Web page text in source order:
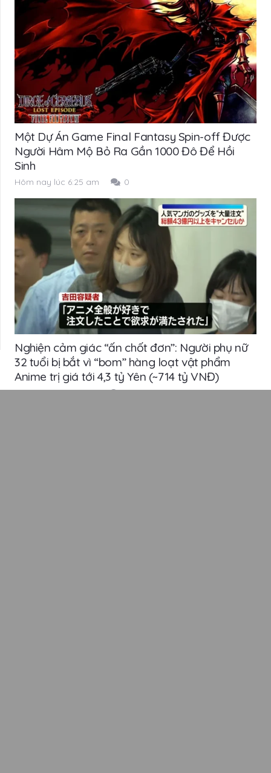
Một Dự Án Game Final Fantasy Spin-off Được
Người Hâm Mộ Bỏ Ra Gần 1000 Đô Để Hồi
Sinh
Hôm nay lúc 6:25 am 0
Nghiện cảm giác “ấn chốt đơn”: Người phụ nữ
32 tuổi bị bắt vì “bom” hàng loạt vật phẩm
Anime trị giá tới 4,3 tỷ Yên (~714 tỷ VNĐ)
Hôm nay lúc 6:10 am 0